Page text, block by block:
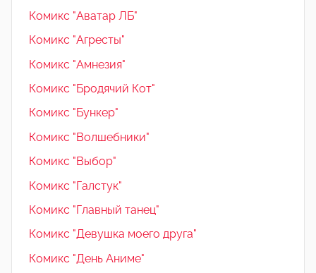
Комикс "Аватар ЛБ"
Комикс "Агресты"
Комикс "Амнезия"
Комикс "Бродячий Кот"
Комикс "Бункер"
Комикс "Волшебники"
Комикс "Выбор"
Комикс "Галстук"
Комикс "Главный танец"
Комикс "Девушка моего друга"
Комикс "День Аниме"